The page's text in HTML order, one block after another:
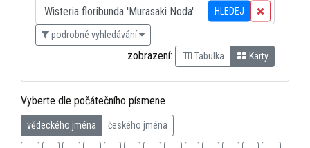
HLEDEJ
podrobné vyhledávání
zobrazení: Tabulka Karty
Vyberte dle počátečního písmene
vědeckého jména českého jména